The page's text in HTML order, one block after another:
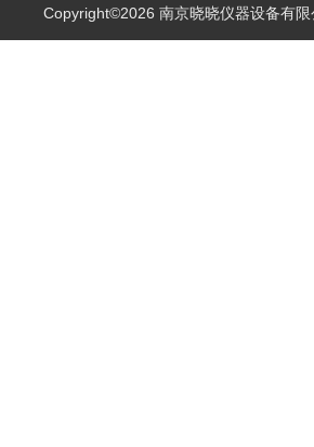
Copyright©2026 南京晓晓仪器设备有